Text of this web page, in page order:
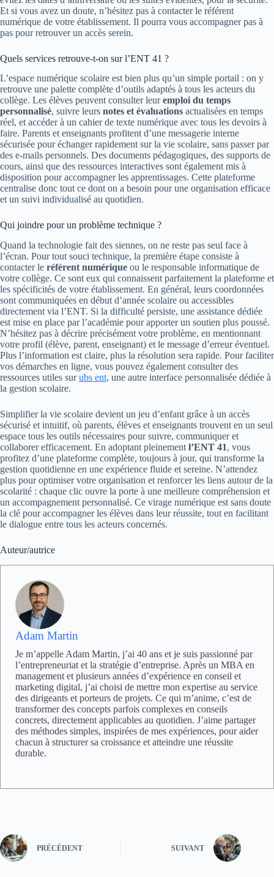
Et si vous avez un doute, n’hésitez pas à contacter le référent
numérique de votre établissement. Il pourra vous accompagner pas à
pas pour retrouver un accès serein.
Quels services retrouve-t-on sur l’ENT 41 ?
L’espace numérique scolaire est bien plus qu’un simple portail : on y
retrouve une palette complète d’outils adaptés à tous les acteurs du
collège. Les élèves peuvent consulter leuremploi du temps
personnalisé, suivre leurs notes et évaluations actualisées en temps
réel, et accéder à un cahier de texte numérique avec tous les devoirs à
faire. Parents et enseignants profitent d’une messagerie interne
sécurisée pour échanger rapidement sur la vie scolaire, sans passer par
des e-mails personnels. Des documents pédagogiques, des supports de
cours, ainsi que des ressources interactives sont également mis à
disposition pour accompagner les apprentissages. Cette plateforme
centralise donc tout ce dont on a besoin pour une organisation efficace
et un suivi individualisé au quotidien.
Qui joindre pour un problème technique ?
Quand la technologie fait des siennes, on ne reste pas seul face à
l’écran. Pour tout souci technique, la première étape consiste à
contacter le référent numérique ou le responsable informatique de
votre collège. Ce sont eux qui connaissent parfaitement la plateforme et
les spécificités de votre établissement. En général, leurs coordonnées
sont communiquées en début d’année scolaire ou accessibles
directement via l’ENT. Si la difficulté persiste, une assistance dédiée
est mise en place par l’académie pour apporter un soutien plus poussé.
N’hésitez pas à décrire précisément votre problème, en mentionnant
votre profil (élève, parent, enseignant) et le message d’erreur éventuel.
Plus l’information est claire, plus la résolution sera rapide. Pour faciliter
vos démarches en ligne, vous pouvez également consulter des
ressources utiles surubs ent, une autre interface personnalisée dédiée à
la gestion scolaire.
Simplifier la vie scolaire devient un jeu d’enfant grâce à un accès
sécurisé et intuitif, où parents, élèves et enseignants trouvent en un seul
espace tous les outils nécessaires pour suivre, communiquer et
collaborer efficacement. En adoptant pleinement l’ENT 41, vous
profitez d’une plateforme complète, toujours à jour, qui transforme la
gestion quotidienne en une expérience fluide et sereine. N’attendez
plus pour optimiser votre organisation et renforcer les liens autour de la
scolarité : chaque clic ouvre la porte à une meilleure compréhension et
un accompagnement personnalisé. Ce virage numérique est sans doute
la clé pour accompagner les élèves dans leur réussite, tout en facilitant
le dialogue entre tous les acteurs concernés.
Auteur/autrice
Adam Martin
Je m’appelle Adam Martin, j’ai 40 ans et je suis passionné par
l’entrepreneuriat et la stratégie d’entreprise. Après un MBA en
management et plusieurs années d’expérience en conseil et
marketing digital, j’ai choisi de mettre mon expertise au service
des dirigeants et porteurs de projets. Ce qui m’anime, c’est de
transformer des concepts parfois complexes en conseils
concrets, directement applicables au quotidien. J’aime partager
des méthodes simples, inspirées de mes expériences, pour aider
chacun à structurer sa croissance et atteindre une réussite
durable.
PRÉCÉDENT SUIVANT